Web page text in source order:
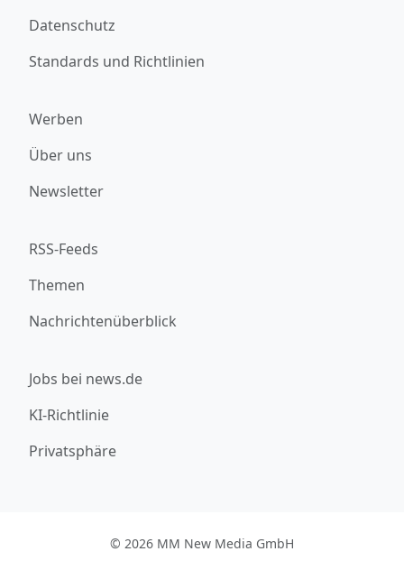
Datenschutz
Standards und Richtlinien
Werben
Über uns
Newsletter
RSS-Feeds
Themen
Nachrichtenüberblick
Jobs bei news.de
KI-Richtlinie
Privatsphäre
© 2026 MM New Media GmbH